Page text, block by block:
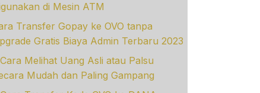
di Mesin ATM
Transfer Gopay ke OVO tanpa
Gratis Biaya Admin Terbaru 2023
Melihat Uang Asli atau Palsu
Mudah dan Paling Gampang